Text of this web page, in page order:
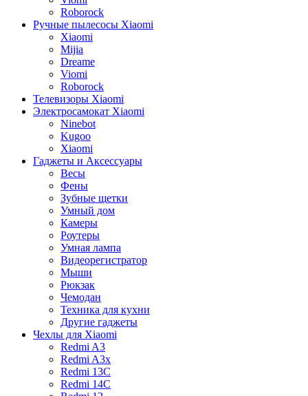
Roborock
Ручные пылесосы Xiaomi
Xiaomi
Mijia
Dreame
Viomi
Roborock
Телевизоры Xiaomi
Электросамокат Xiaomi
Ninebot
Kugoo
Xiaomi
Гаджеты и Аксессуары
Весы
Фены
Зубные щетки
Умный дом
Камеры
Роутеры
Умная лампа
Видеорегистратор
Мыши
Рюкзак
Чемодан
Техника для кухни
Другие гаджеты
Чехлы для Xiaomi
Redmi A3
Redmi A3x
Redmi 13C
Redmi 14C